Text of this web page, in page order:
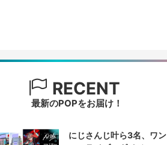
RECENT
最新のPOPをお届け！
にじさんじ叶ら3名、ワン